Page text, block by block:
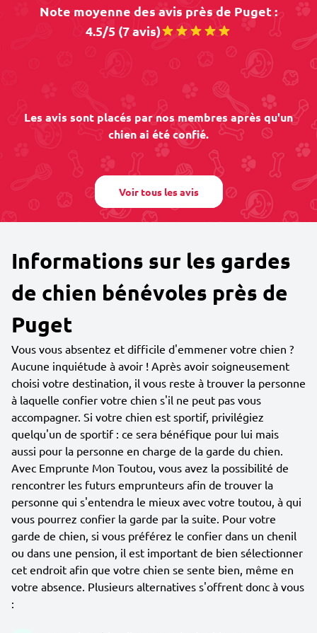
Note moyenne des avis près de Puget :
4.5/5 (7 avis)
Les avis sont placés par nos membres après qu'un
chien ai été confié.
Voir tous les avis
Informations sur les gardes
de chien bénévoles près de
Puget
Vous vous absentez et difficile d'emmener votre chien ?
Aucune inquiétude à avoir ! Après avoir soigneusement
choisi votre destination, il vous reste à trouver la personne
à laquelle confier votre chien s'il ne peut pas vous
accompagner. Si votre chien est sportif, privilégiez
quelqu'un de sportif : ce sera bénéfique pour lui mais
aussi pour la personne en charge de la garde du chien.
Avec Emprunte Mon Toutou, vous avez la possibilité de
rencontrer les futurs emprunteurs afin de trouver la
personne qui s'entendra le mieux avec votre toutou, à qui
vous pourrez confier la garde par la suite. Pour votre
garde de chien, si vous préférez le confier dans un chenil
ou dans une pension, il est important de bien sélectionner
cet endroit afin que votre chien se sente bien, même en
votre absence. Plusieurs alternatives s'offrent donc à vous
: